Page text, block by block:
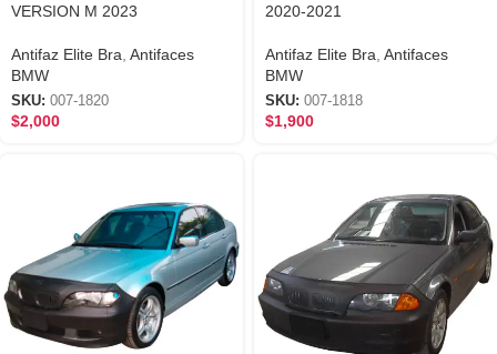
VERSION M 2023
Antifaz Elite Bra Antifaces
BMW
SKU: 007-1820
$2,000
2020-2021
Antifaz Elite Bra Antifaces
BMW
SKU: 007-1818
$1,900